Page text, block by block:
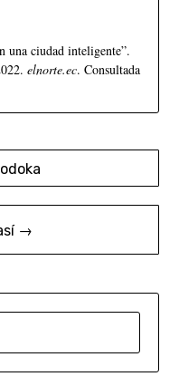
una ciudad inteligente”.
elnorte.ec. Consultada
→